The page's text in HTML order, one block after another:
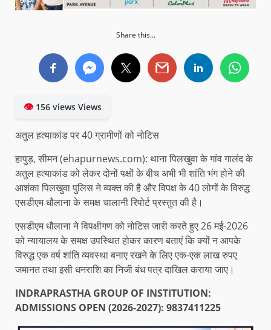
Share this...
👁156 views Views
अतुल हत्याकांड पर 40 ग्रामीणों को नोटिस
हापुड़, सीमन (ehapurnews.com): थाना पिलखुवा के गांव गालंद के
अतुल हत्याकांड को लेकर दोनों पक्षों के बीच अभी भी शांति भंग होने की
आशंका पिलखुवा पुलिस ने व्यक्त की है और विपक्ष के 40 लोगों के विरुद्ध
एसडीएम धौलाना के समक्ष चालानी रिपोर्ट प्रस्तुत की है।
एसडीएम धौलाना ने विपक्षीगण को नोटिस जारी करते हुए 26 मई-2026
को न्यायालय के समक्ष उपस्थित होकर कारण बताएं कि क्यों न आपके
विरुद्ध एक वर्ष शांति व्यवस्था बनाए रखने के लिए एक-एक लाख रुपए
जमानत तथा इसी धनराशि का निजी बंध पत्र दाखिल कराया जाए।
INDRAPRASTHA GROUP OF INSTITUTION:
ADMISSIONS OPEN (2026-2027): 9837411225